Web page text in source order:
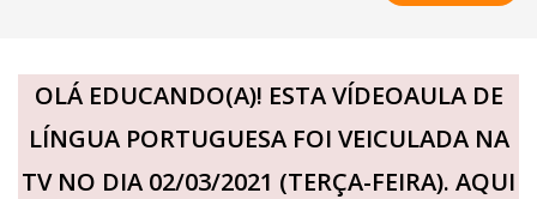
OLÁ EDUCANDO(A)! ESTA VÍDEOAULA DE
LÍNGUA PORTUGUESA FOI VEICULADA NA
TV NO DIA 02/03/2021 (TERÇA-FEIRA). AQUI